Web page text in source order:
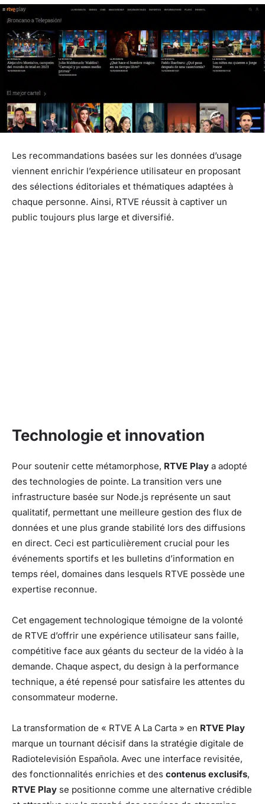
Les recommandations basées sur les données d’usage
viennent enrichir l’expérience utilisateur en proposant
des sélections éditoriales et thématiques adaptées à
chaque personne. Ainsi, RTVE réussit à captiver un
public toujours plus large et diversifié.
Technologie et innovation
Pour soutenir cette métamorphose, RTVE Play a adopté
des technologies de pointe. La transition vers une
infrastructure basée sur Node.js représente un saut
qualitatif, permettant une meilleure gestion des flux de
données et une plus grande stabilité lors des diffusions
en direct. Ceci est particulièrement crucial pour les
événements sportifs et les bulletins d’information en
temps réel, domaines dans lesquels RTVE possède une
expertise reconnue.
Cet engagement technologique témoigne de la volonté
de RTVE d’offrir une expérience utilisateur sans faille,
compétitive face aux géants du secteur de la vidéo à la
demande. Chaque aspect, du design à la performance
technique, a été repensé pour satisfaire les attentes du
consommateur moderne.
La transformation de « RTVE A La Carta » en RTVE Play
marque un tournant décisif dans la stratégie digitale de
Radiotelevisión Española. Avec une interface revisitée,
des fonctionnalités enrichies et des contenus exclusifs,
RTVE Play se positionne comme une alternative crédible